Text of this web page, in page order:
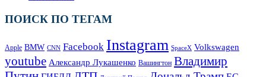
ПОИСК ПО ТЕГАМ
Apple BMW CNN Facebook Instagram SpaceX Volkswagen
youtube Александр Лукашенко Вашингтон Владимир